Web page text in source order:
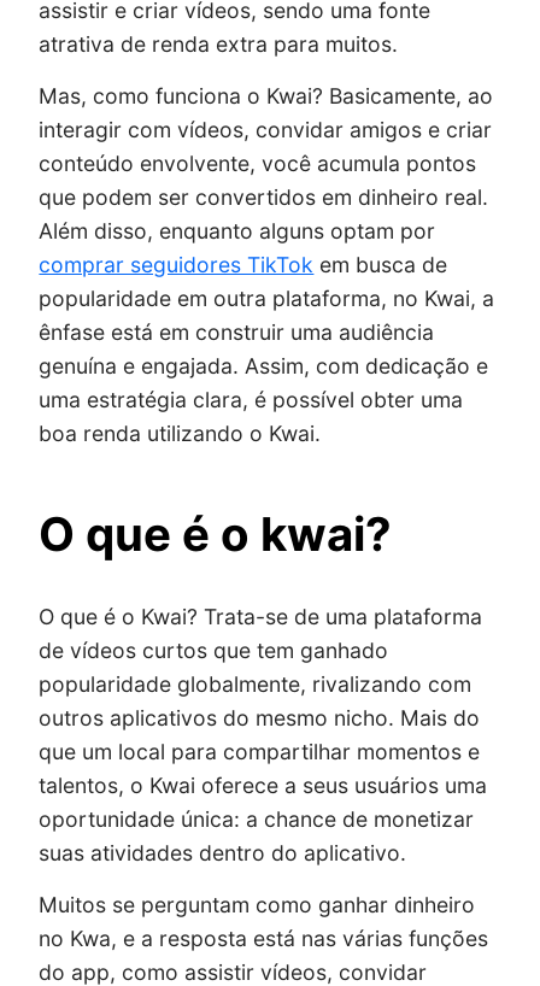
assistir e criar vídeos, sendo uma fonte
atrativa de renda extra para muitos.
Mas, como funciona o Kwai? Basicamente, ao
interagir com vídeos, convidar amigos e criar
conteúdo envolvente, você acumula pontos
que podem ser convertidos em dinheiro real.
Além disso, enquanto alguns optam por
comprar seguidores TikTok em busca de
popularidade em outra plataforma, no Kwai, a
ênfase está em construir uma audiência
genuína e engajada. Assim, com dedicação e
uma estratégia clara, é possível obter uma
boa renda utilizando o Kwai.
O que é o kwai?
O que é o Kwai? Trata-se de uma plataforma
de vídeos curtos que tem ganhado
popularidade globalmente, rivalizando com
outros aplicativos do mesmo nicho. Mais do
que um local para compartilhar momentos e
talentos, o Kwai oferece a seus usuários uma
oportunidade única: a chance de monetizar
suas atividades dentro do aplicativo.
Muitos se perguntam como ganhar dinheiro
no Kwa, e a resposta está nas várias funções
do app, como assistir vídeos, convidar